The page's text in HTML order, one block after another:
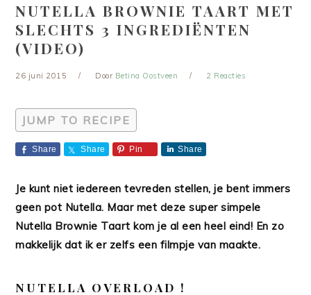
NUTELLA BROWNIE TAART MET
SLECHTS 3 INGREDIËNTEN
(VIDEO)
26 juni 2015 Door Betina Oostveen 2 Reacties
JUMP TO RECIPE
Share Share Pin Share
Je kunt niet iedereen tevreden stellen, je bent immers
geen pot Nutella. Maar met deze super simpele
Nutella Brownie Taart kom je al een heel eind! En zo
makkelijk dat ik er zelfs een filmpje van maakte.
NUTELLA OVERLOAD !